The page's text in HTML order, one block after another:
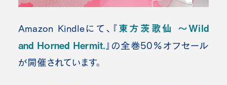
Amazon Kindleにて、『 東方茨歌仙 ～Wild
and Horned Hermit. 』の全巻50%オフセール
が開催されています。